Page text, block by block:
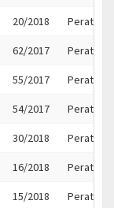
20/2018 Peraturan
62/2017 Peraturan
55/2017 Peraturan
54/2017 Peraturan
30/2018 Peraturan
16/2018 Peraturan
15/2018 Peraturan